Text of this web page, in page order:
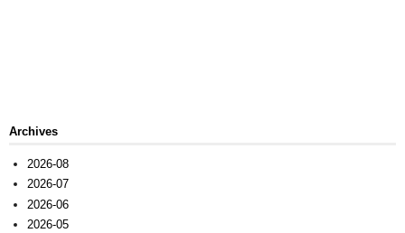
Archives
2026-08
2026-07
2026-06
2026-05